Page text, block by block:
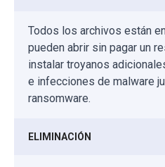
Todos los archivos están
pueden abrir sin pagar un
instalar troyanos
e infecciones de malware
ransomware.
ELIMINACIÓN